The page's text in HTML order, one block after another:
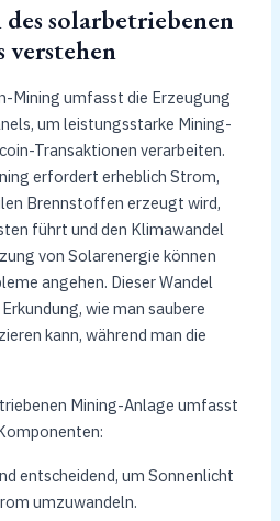
solarbetriebenen
Mining umfasst die Erzeugung
um leistungsstarke Mining-
Transaktionen verarbeiten.
erfordert erheblich Strom,
Brennstoffen erzeugt wird,
führt und den Klimawandel
von Solarenergie können
angehen. Dieser Wandel
wie man saubere
kann, während man die
Mining-Anlage umfasst
entscheidend, um Sonnenlicht
umzuwandeln.